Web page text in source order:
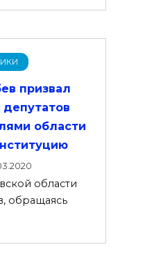
призвал
области
области
обращаясь